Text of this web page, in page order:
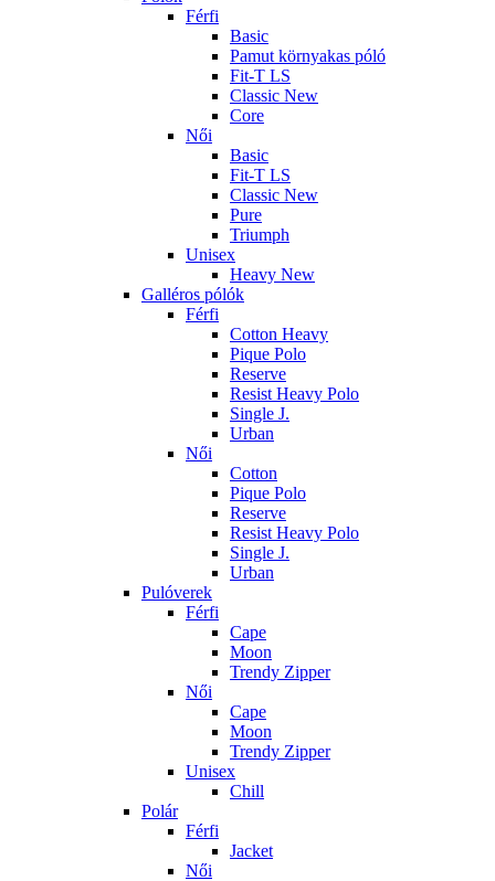
Férfi
Basic
Pamut környakas póló
Fit-T LS
Classic New
Core
Női
Basic
Fit-T LS
Classic New
Pure
Triumph
Unisex
Heavy New
Galléros pólók
Férfi
Cotton Heavy
Pique Polo
Reserve
Resist Heavy Polo
Single J.
Urban
Női
Cotton
Pique Polo
Reserve
Resist Heavy Polo
Single J.
Urban
Pulóverek
Férfi
Cape
Moon
Trendy Zipper
Női
Cape
Moon
Trendy Zipper
Unisex
Chill
Polár
Férfi
Jacket
Női